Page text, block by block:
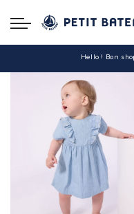
La livraison
-10% pour tout